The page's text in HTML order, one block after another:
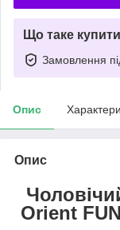
Що таке
Замовлення
Опис
Опис
Orient